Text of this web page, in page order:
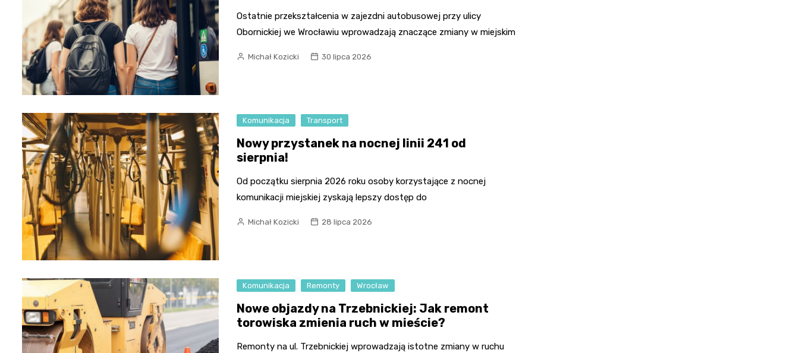
Ostatnie przekształcenia w zajezdni autobusowej przy ulicy
Obornickiej we Wrocławiu wprowadzają znaczące zmiany w miejskim
Michał Kozicki 30 lipca 2026
Komunikacja Transport
Nowy przystanek na nocnej linii 241 od
sierpnia!
Od początku sierpnia 2026 roku osoby korzystające z nocnej
komunikacji miejskiej zyskają lepszy dostęp do
Michał Kozicki 28 lipca 2026
Komunikacja Remonty Wrocław
Nowe objazdy na Trzebnickiej: Jak remont
torowiska zmienia ruch w mieście?
Remonty na ul. Trzebnickiej wprowadzają istotne zmiany w ruchu